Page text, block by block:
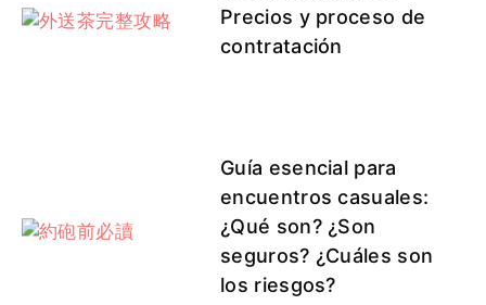
Precios y proceso de
contratación
Guía esencial para
encuentros casuales:
¿Qué son? ¿Son
seguros? ¿Cuáles son
los riesgos?